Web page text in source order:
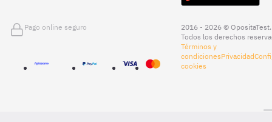
Pago online seguro
2016 - 2026 © OpositaTest.
Todos los derechos
Términos y
condicionesPrivacidad
cookies